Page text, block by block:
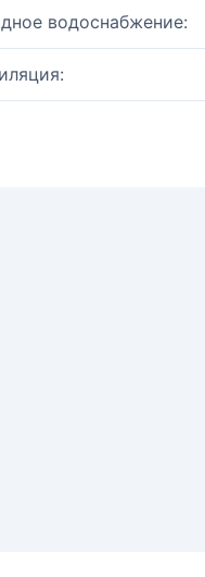
водоснабжение: